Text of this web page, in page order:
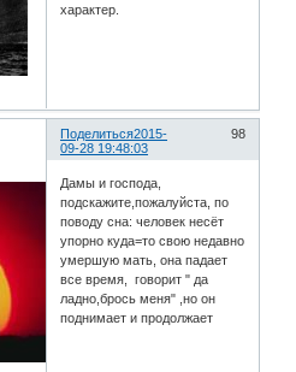
характер.
Поделиться 98
2015-
09-28 19:48:03
Дамы и господа,
подскажите,пожалуйста, по
поводу сна: человек несёт
упорно куда=то свою недавно
умершую мать, она падает
все время, говорит " да
ладно,брось меня" ,но он
поднимает и продолжает